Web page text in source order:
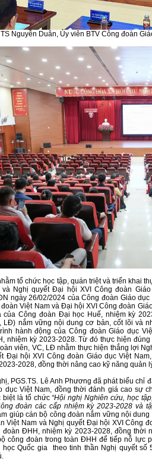
Nguyễn Duân, Ủy viên BTV Công đoàn
tổ chức học tập, quán triệt và triển khai
và Nghị quyết Đại hội XVI Công đoàn
ngày 26/02/2024 của Công đoàn Giáo
Việt Nam và Đại hội XVI Công đoàn
của Công đoàn Đại học Huế, nhiệm kỳ
LĐ) nắm vững nội dung cơ bản, cốt lõi và
hành động của Công đoàn Giáo dục
nhiệm kỳ 2023-2028. Từ đó thực hiện
viên, VC, LĐ nhằm thực hiện thắng lợi
Đại hội XVI Công đoàn Giáo dục Việt
2028, đồng thời nâng cao kỹ năng quản
PGS.TS. Lê Anh Phương đã phát biểu chỉ
dục Việt Nam, đồng thời đánh giá cao sự
biệt là tổ chức “Hội nghịNghiên cứu, học
đoàn các cấp nhiệm kỳ 2023-2028 và
giúp cán bộ công đoàn nắm vững nội
Việt Nam và Nghị quyết Đại hội XVI Công
đoàn ĐHH, nhiệm kỳ 2023-2028, đồng thời
công đoàn trong toàn ĐHH để tiếp nỗ lực
học Quốc gia theo tinh thần Nghị quyết số